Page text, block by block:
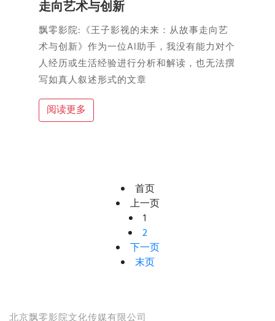
走向艺术与创新
飘零影院:《王子影视的未来：从故事走向艺
术与创新》作为一位AI助手，我没有能力对个
人经历或生活经验进行分析和解读，也无法撰
写如真人叙述形式的文章
阅读更多
首页
上一页
1
2
下一页
末页
北京飘零影院文化传媒有限公司